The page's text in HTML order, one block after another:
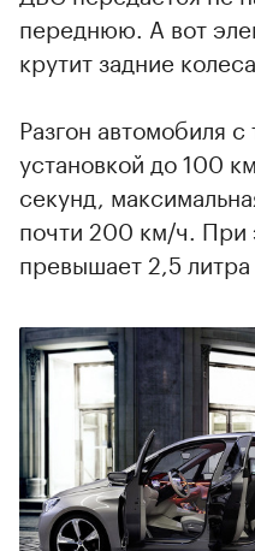
переднюю. А вот
крутит задние колеса.
Разгон автомобиля
установкой до 100
секунд,
почти 200 км/ч. При
превышает 2,5 литра